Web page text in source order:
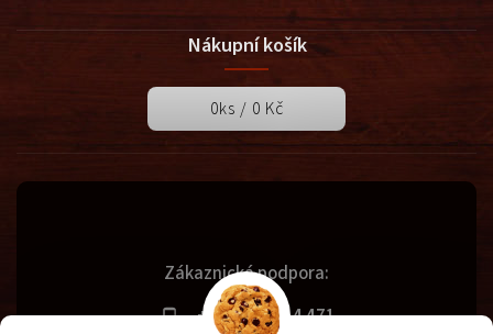
Zákaznická podpora:
+420 731 614 471
Nákupní košík
0ks / 0 Kč